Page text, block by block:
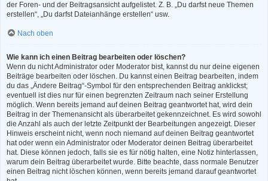
der Foren- und der Beitragsansicht aufgelistet. Z. B. „Du darfst neue Themen
erstellen“, „Du darfst Dateianhänge erstellen“ usw.
Nach oben
Wie kann ich einen Beitrag bearbeiten oder löschen?
Wenn du nicht Administrator oder Moderator bist, kannst du nur deine eigenen
Beiträge bearbeiten oder löschen. Du kannst einen Beitrag bearbeiten, indem
du das „Ändere Beitrag“-Symbol für den entsprechenden Beitrag anklickst;
eventuell ist dies nur für einen begrenzten Zeitraum nach seiner Erstellung
möglich. Wenn bereits jemand auf deinen Beitrag geantwortet hat, wird dein
Beitrag in der Themenansicht als überarbeitet gekennzeichnet. Es wird sowohl
die Anzahl als auch der letzte Zeitpunkt der Bearbeitungen angezeigt. Dieser
Hinweis erscheint nicht, wenn noch niemand auf deinen Beitrag geantwortet
hat oder wenn ein Administrator oder Moderator deinen Beitrag überarbeitet
hat. Diese können jedoch, falls sie es für nötig halten, eine Notiz hinterlassen,
warum dein Beitrag überarbeitet wurde. Bitte beachte, dass normale Benutzer
einen Beitrag nicht löschen können, wenn bereits jemand darauf geantwortet